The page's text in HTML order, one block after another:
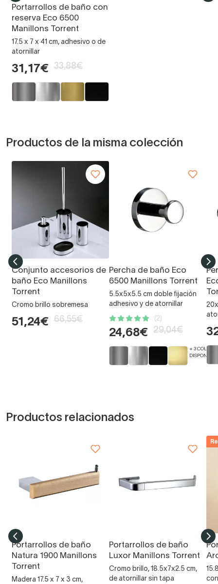
Portarrollos de baño con
reserva Eco 6500
Manillons Torrent
17.5 x 7 x 41 cm, adhesivo o de
atornillar
31,17€ 33,88€
Productos de la misma colección
Conjunto accesorios de
baño Eco Manillons
Torrent
Cromo brillo sobremesa
51,24€ 66,55€
Percha de baño Eco
6500 Manillons Torrent
5.5x5x5.5 cm doble fijación
adhesivo y de atornillar
(2)
24,68€ 29,04€
+ 3
Productos relacionados
Portarrollos de baño
Natura 1900 Manillons
Torrent
Madera 17.5 x 7 x 3 cm,
Portarrollos de baño
Luxor Manillons Torrent
Cromo brillo, 18.5x7x2.5 cm,
de atornillar sin tapa